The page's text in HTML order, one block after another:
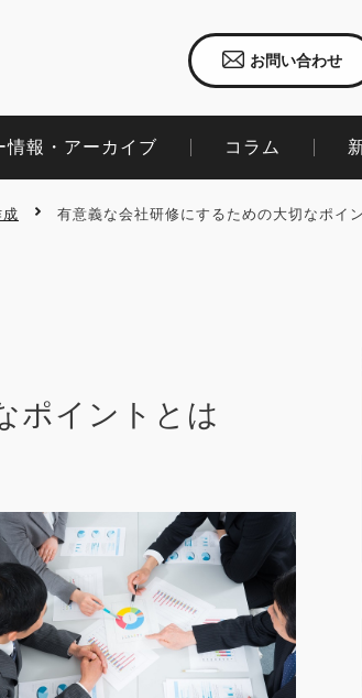
お問い合わせ
情報・アーカイブ コラム​
有意義な会社研修にするための大切なポイ
ポイントとは